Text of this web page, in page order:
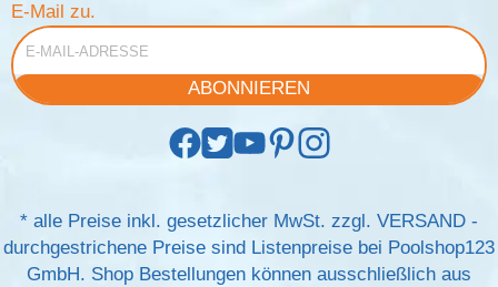
E-Mail zu.
E-Mail-Adresse
ABONNIEREN
* alle Preise inkl. gesetzlicher MwSt. zzgl. VERSAND -
durchgestrichene Preise sind Listenpreise bei Poolshop123
GmbH. Shop Bestellungen können ausschließlich aus